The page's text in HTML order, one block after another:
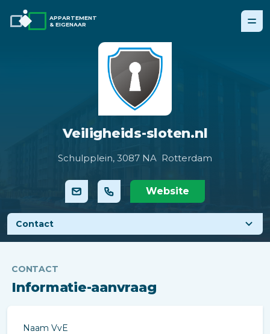
APPARTEMENT
& EIGENAAR
Veiligheids-sloten.nl
Schulpplein, 3087 NA Rotterdam
Website
Contact
CONTACT
Informatie-aanvraag
Naam VvE